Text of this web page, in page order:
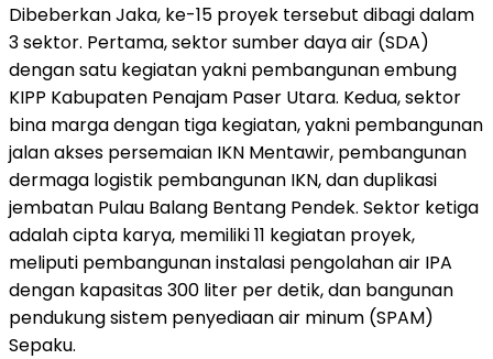
Dibeberkan Jaka, ke-15 proyek tersebut dibagi dalam
3 sektor. Pertama, sektor sumber daya air (SDA)
dengan satu kegiatan yakni pembangunan embung
KIPP Kabupaten Penajam Paser Utara. Kedua, sektor
bina marga dengan tiga kegiatan, yakni pembangunan
jalan akses persemaian IKN Mentawir, pembangunan
dermaga logistik pembangunan IKN, dan duplikasi
jembatan Pulau Balang Bentang Pendek. Sektor ketiga
adalah cipta karya, memiliki 11 kegiatan proyek,
meliputi pembangunan instalasi pengolahan air IPA
dengan kapasitas 300 liter per detik, dan bangunan
pendukung sistem penyediaan air minum (SPAM)
Sepaku.